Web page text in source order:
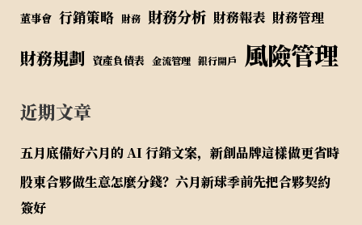
董事會 行銷策略 財務 財務分析 財務報表 財務管理
財務規劃 資產負債表 金流管理 銀行開戶 風險管理
近期文章
五月底備好六月的 AI 行銷文案，新創品牌這樣做更省時
股東合夥做生意怎麼分錢？六月新球季前先把合夥契約
簽好